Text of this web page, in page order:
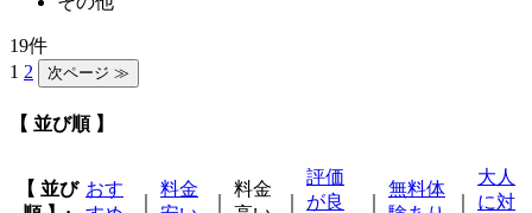
19件
1 2
【 並び順 】
【 並び おす
料金
料金
評価
が良
無料体
大人
に対